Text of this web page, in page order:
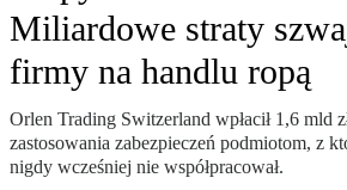
Miliardowe straty
firmy na handlu ropą
Orlen Trading Switzerland wpłacił 1,6 mld
zastosowania zabezpieczeń podmiotom, z
nigdy wcześniej nie współpracował.